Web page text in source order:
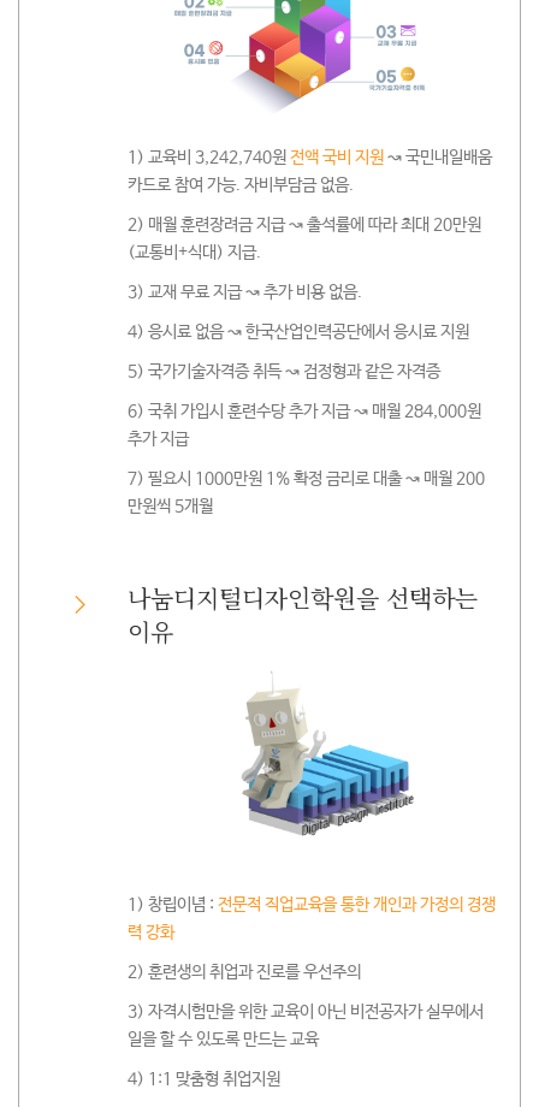
1) 교육비 3,242,740원 전액 국비 지원↝ 국민내일배움
카드로 참여 가능. 자비부담금 없음.
2) 매월 훈련장려금 지급 ↝ 출석률에 따라 최대 20만원
(교통비+식대) 지급.
3) 교재 무료 지급 ↝ 추가 비용 없음.
4) 응시료 없음 ↝ 한국산업인력공단에서 응시료 지원
5) 국가기술자격증 취득 ↝ 검정형과 같은 자격증
6) 국취 가입시 훈련수당 추가 지급 ↝ 매월 284,000원
추가 지급
7) 필요시 1000만원 1% 확정 금리로 대출 ↝ 매월 200
만원씩 5개월
나눔디지털디자인학원을 선택하는
이유
1) 창립이념 : 전문적 직업교육을 통한 개인과 가정의 경쟁
력 강화
2) 훈련생의 취업과 진로를 우선주의
3) 자격시험만을 위한 교육이 아닌 비전공자가 실무에서
일을 할 수 있도록 만드는 교육
4) 1:1 맞춤형 취업지원